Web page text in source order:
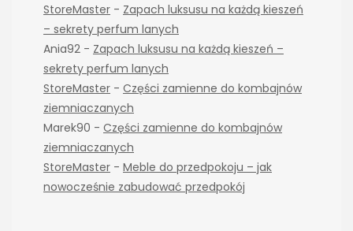
StoreMaster - Zapach luksusu na każdą kieszeń
– sekrety perfum lanych
Ania92 - Zapach luksusu na każdą kieszeń –
sekrety perfum lanych
StoreMaster - Części zamienne do kombajnów
ziemniaczanych
Marek90 - Części zamienne do kombajnów
ziemniaczanych
StoreMaster - Meble do przedpokoju – jak
nowocześnie zabudować przedpokój